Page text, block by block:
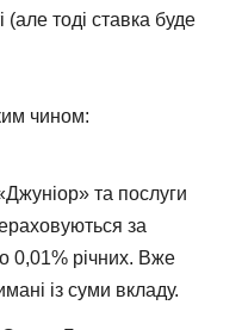
тоді ставка буде
чином:
та послуги
за
0,01% річних. Вже
із суми вкладу.